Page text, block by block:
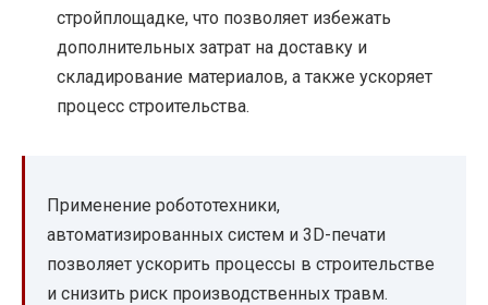
стройплощадке, что позволяет избежать
дополнительных затрат на доставку и
складирование материалов, а также ускоряет
процесс строительства.
Применение робототехники,
автоматизированных систем и 3D-печати
позволяет ускорить процессы в строительстве
и снизить риск производственных травм.